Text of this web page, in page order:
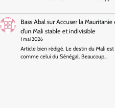
Bass Abal sur Accuser la
d’un Mali stable et indivisible
1 mai 2026
Article bien rédigé. Le destin du Mali
comme celui du Sénégal. Beaucoup…